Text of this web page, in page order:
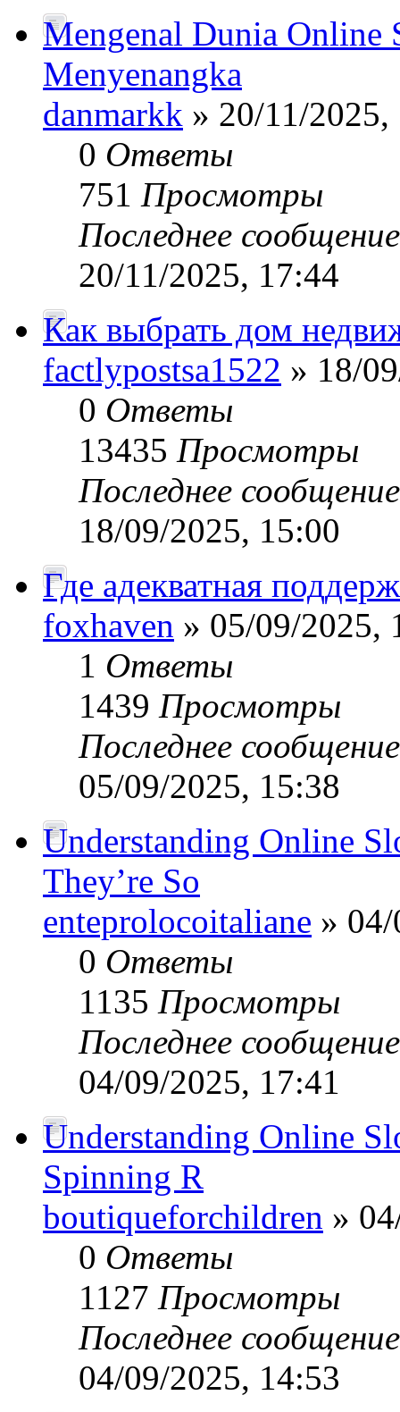
Mengenal Dunia
Menyenangka
danmarkk » 20/11/2025,
0 Ответы
751 Просмотры
Последнее
20/11/2025, 17:44
Как выбрать дом
factlypostsa1522 » 18/
0 Ответы
13435 Просмотры
Последнее
18/09/2025, 15:00
Где адекватная
foxhaven » 05/09/2025,
1 Ответы
1439 Просмотры
Последнее
05/09/2025, 15:38
Understanding Online
They’re So
enteprolocoitaliane »
0 Ответы
1135 Просмотры
Последнее
04/09/2025, 17:41
Understanding Online
Spinning R
boutiqueforchildren »
0 Ответы
1127 Просмотры
Последнее
04/09/2025, 14:53